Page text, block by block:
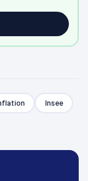
Insee